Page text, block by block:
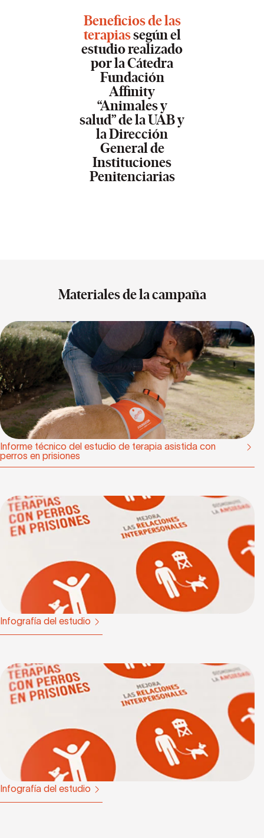
Beneficios de las
terapiassegún el
estudio realizado
por la Cátedra
Fundación
Affinity
“Animales y
salud” de la UAB y
la Dirección
General de
Instituciones
Penitenciarias
Materiales de la campaña
Informe técnico del estudio de terapia asistida con
perros en prisiones
Infografía del estudio
Infografía del estudio